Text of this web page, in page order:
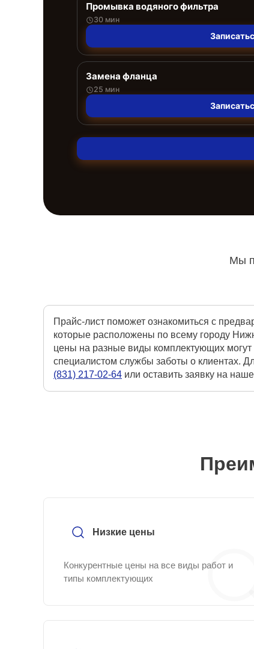
Промывка водяного фильтра
30 мин
Замена фланца
25 мин
Мы
Прайс-лист поможет ознакомиться с
которые расположены по всему городу
цены на разные виды комплектующих могут
специалистом службы заботы о клиентах.
(831) 217-02-64 или оставить заявку на
Низкие цены
Конкурентные цены на все виды работ и
типы комплектующих